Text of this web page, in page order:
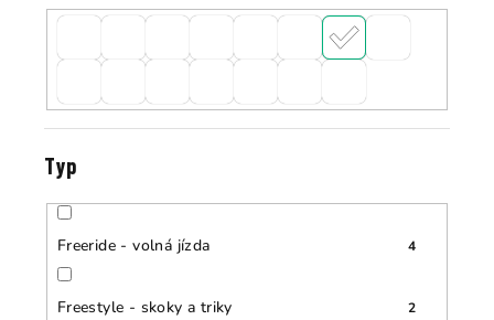
Typ
Freeride - volná jízda 4
Freestyle - skoky a triky 2